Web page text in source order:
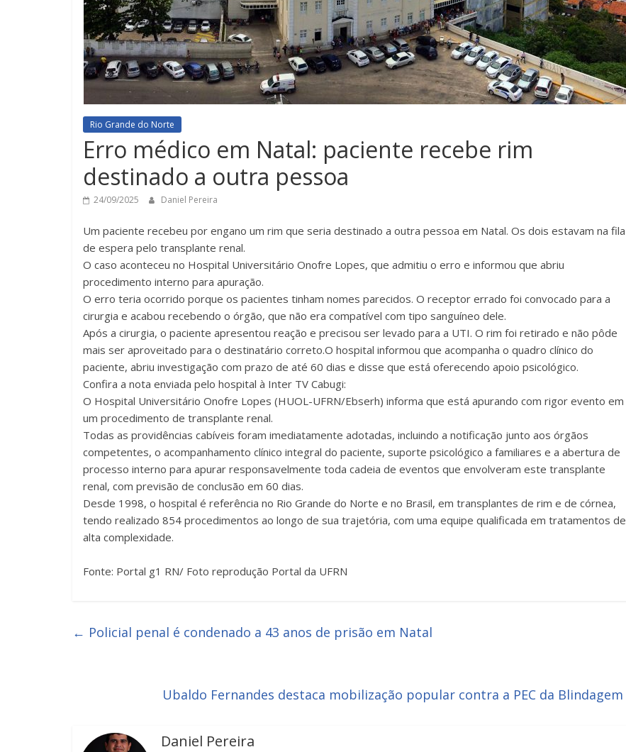
Rio Grande do Norte
Erro médico em Natal: paciente recebe rim
destinado a outra pessoa
24/09/2025 Daniel Pereira
Um paciente recebeu por engano um rim que seria destinado a outra pessoa em Natal. Os dois estavam na fila
de espera pelo transplante renal.
O caso aconteceu no Hospital Universitário Onofre Lopes, que admitiu o erro e informou que abriu
procedimento interno para apuração.
O erro teria ocorrido porque os pacientes tinham nomes parecidos. O receptor errado foi convocado para a
cirurgia e acabou recebendo o órgão, que não era compatível com tipo sanguíneo dele.
Após a cirurgia, o paciente apresentou reação e precisou ser levado para a UTI. O rim foi retirado e não pôde
mais ser aproveitado para o destinatário correto.O hospital informou que acompanha o quadro clínico do
paciente, abriu investigação com prazo de até 60 dias e disse que está oferecendo apoio psicológico.
Confira a nota enviada pelo hospital à Inter TV Cabugi:
O Hospital Universitário Onofre Lopes (HUOL-UFRN/Ebserh) informa que está apurando com rigor evento em
um procedimento de transplante renal.
Todas as providências cabíveis foram imediatamente adotadas, incluindo a notificação junto aos órgãos
competentes, o acompanhamento clínico integral do paciente, suporte psicológico a familiares e a abertura de
processo interno para apurar responsavelmente toda cadeia de eventos que envolveram este transplante
renal, com previsão de conclusão em 60 dias.
Desde 1998, o hospital é referência no Rio Grande do Norte e no Brasil, em transplantes de rim e de córnea,
tendo realizado 854 procedimentos ao longo de sua trajetória, com uma equipe qualificada em tratamentos de
alta complexidade.
Fonte: Portal g1 RN/ Foto reprodução Portal da UFRN
← Policial penal é condenado a 43 anos de prisão em Natal
Ubaldo Fernandes destaca mobilização popular contra a PEC da Blindagem
Daniel Pereira